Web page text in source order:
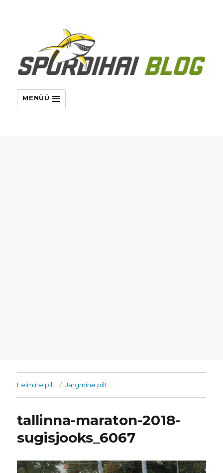
MENÜÜ
Eelmine pilt Järgmine pilt
tallinna-maraton-2018-
sugisjooks_6067